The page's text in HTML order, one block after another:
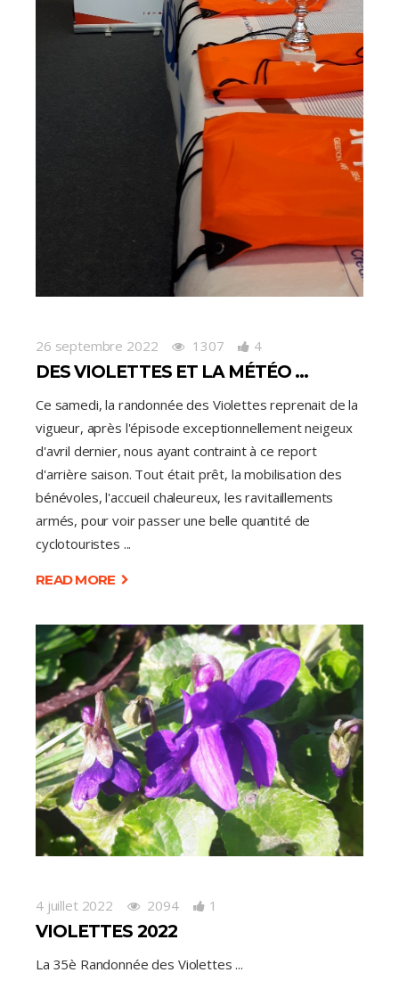
26 septembre 2022 1307 4
DES VIOLETTES ET LA MÉTÉO …
Ce samedi, la randonnée des Violettes reprenait de la
vigueur, après l'épisode exceptionnellement neigeux
d'avril dernier, nous ayant contraint à ce report
d'arrière saison. Tout était prêt, la mobilisation des
bénévoles, l'accueil chaleureux, les ravitaillements
armés, pour voir passer une belle quantité de
cyclotouristes
READ MORE
4 juillet 2022 2094 1
VIOLETTES 2022
La 35è Randonnée des Violettes